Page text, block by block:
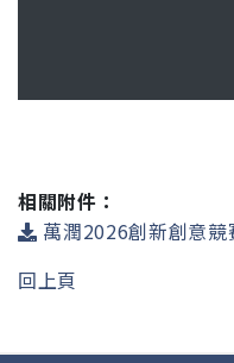
相關附件：
萬潤2026創新創意
回上頁